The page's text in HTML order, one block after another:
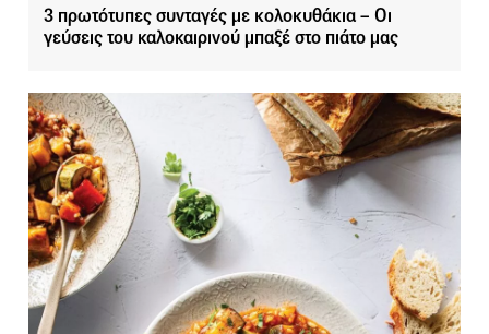
3 πρωτότυπες συνταγές με κολοκυθάκια – Οι
γεύσεις του καλοκαιρινού μπαξέ στο πιάτο μας